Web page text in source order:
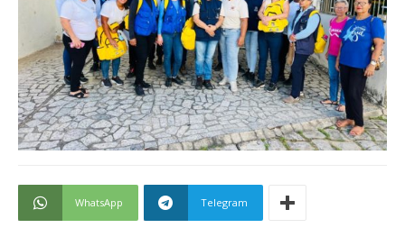
WhatsApp Telegram